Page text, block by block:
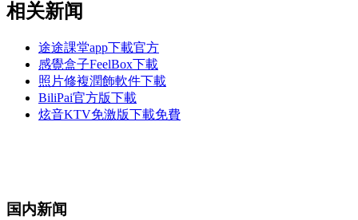
相关新闻
途途課堂app下載官方
感覺盒子FeelBox下載
照片修複潤飾軟件下載
BiliPai官方版下載
炫音KTV免激版下載免費
国内新闻